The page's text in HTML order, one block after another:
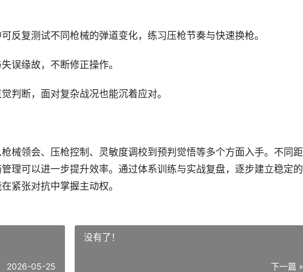
反复测试不同枪械的弹道变化，练习压枪节奏与快速换枪。
误缘故，不断修正操作。
判断，面对复杂战况也能沉着应对。
械领会、压枪控制、灵敏度调校到预判觉悟等多个方面入手。不同
理可以进一步提升效率。通过体系训练与实战复盘，逐步建立稳定
紧张对抗中掌握主动权。
2026-05-25
没有了！
下一篇 »